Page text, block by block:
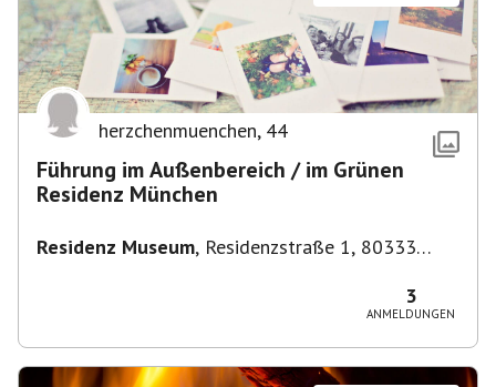
herzchenmuenchen, 44
Führung im Außenbereich / im Grünen
Residenz München
Residenz Museum, Residenzstraße 1, 80333
3
ANMELDUNGEN